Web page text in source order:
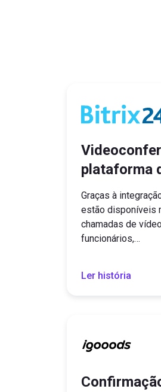
plataforma
Graças à
estão disponíveis
chamadas de
funcionários,…
Ler história